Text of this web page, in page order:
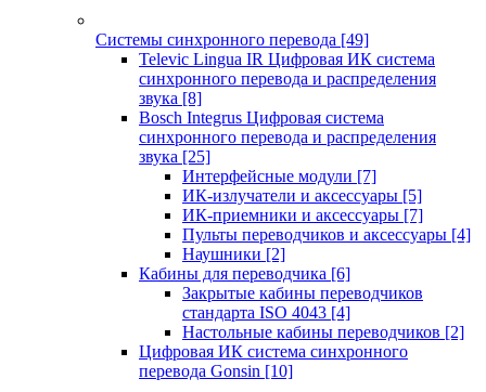
Системы синхронного перевода [49]
Televic Lingua IR Цифровая ИК система
синхронного перевода и распределения
звука [8]
Bosch Integrus Цифровая система
синхронного перевода и распределения
звука [25]
Интерфейсные модули [7]
ИК-излучатели и аксессуары [5]
ИК-приемники и аксессуары [7]
Пульты переводчиков и аксессуары [4]
Наушники [2]
Кабины для переводчика [6]
Закрытые кабины переводчиков
стандарта ISO 4043 [4]
Настольные кабины переводчиков [2]
Цифровая ИК система синхронного
перевода Gonsin [10]